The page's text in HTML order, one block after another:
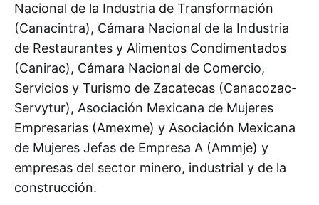
Nacional de la Industria de Transformación
(Canacintra), Cámara Nacional de la Industria
de Restaurantes y Alimentos Condimentados
(Canirac), Cámara Nacional de Comercio,
Servicios y Turismo de Zacatecas (Canacozac-
Servytur), Asociación Mexicana de Mujeres
Empresarias (Amexme) y Asociación Mexicana
de Mujeres Jefas de Empresa A (Ammje) y
empresas del sector minero, industrial y de la
construcción.